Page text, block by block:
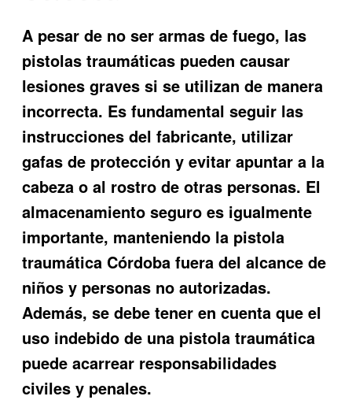
A pesar de no ser armas de fuego, las
pistolas traumáticas pueden causar
lesiones graves si se utilizan de manera
incorrecta. Es fundamental seguir las
instrucciones del fabricante, utilizar
gafas de protección y evitar apuntar a la
cabeza o al rostro de otras personas. El
almacenamiento seguro es igualmente
importante, manteniendo la pistola
traumática Córdoba fuera del alcance de
niños y personas no autorizadas.
Además, se debe tener en cuenta que el
uso indebido de una pistola traumática
puede acarrear responsabilidades
civiles y penales.